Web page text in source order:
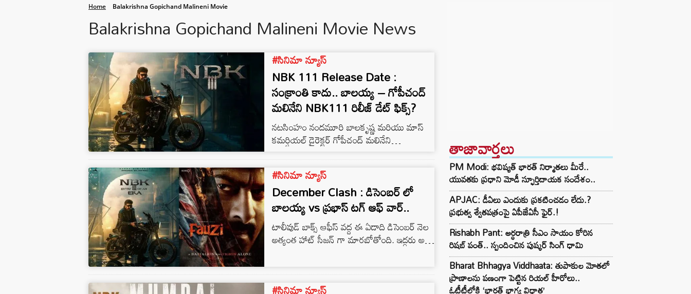
Home Balakrishna Gopichand Malineni Movie
Balakrishna Gopichand Malineni Movie News
#సినిమా న్యూస్
NBK 111 Release Date :
సంక్రాంతి కాదు.. బాలయ్య – గోపీచంద్
మలినేని NBK111 రిలీజ్ డేట్ ఫిక్స్?
నటసింహం నందమూరి బాలకృష్ణ మరియు మాస్
కమర్షియల్ డైరెక్టర్ గోపీచంద్ మలినేని
కాంబినేషన్‌లో వస్తున్న మోస్ట్ అవేటెడ్ మూవీ
‘వీరసింహారెడ్డి’ బాక్సాఫీస్ వద్ద బ్లాక్‌బస్టర్ హిట్‌గా
నిలిచిన సంగతి తెలిసిందే. ఇప్పుడు మరోసారి ఈ
సక్సెస్‌ఫుల్ కాంబో రిపీట్ అవుతుండటంతో అటు
నందమూరి అభిమానుల్లో, ఇటు ట్రేడ్ వర్గాల్లో భారీ
అంచనాలు నెలకొన్నాయి. ప్రస్తుతం శరవేగంగా
షూటింగ్ జరుపుకుంటున్న ఈ క్రేజీ ప్రాజెక్ట్ విడుదల
#సినిమా న్యూస్
December Clash : డిసెంబర్ లో
బాలయ్య vs ప్రభాస్ టగ్ ఆఫ్ వార్..
టాలీవుడ్ బాక్స్ ఆఫీస్ వద్ద ఈ ఏడాది డిసెంబర్ నెల
అత్యంత హాట్ సీజన్ గా మారబోతోంది. ఇద్దరు అగ్ర
హీరోలు కేవలం ఒక్క రోజు వ్యవధిలోనే తమ భారీ
#సినిమా న్యూస్
తాజావార్తలు
PM Modi: భవిష్యత్ భారత్ నిర్మాతలు మీరే..
యువతకు ప్రధాని మోడీ స్ఫూర్తిదాయక సందేశం..
APJAC: డీఏలు ఎందుకు ప్రకటించడం లేదు.?
ప్రభుత్వ శ్వేతపత్రంపై ఏపీజేఏసీ ఫైర్.!
Rishabh Pant: అర్ధరాత్రి సీఎం సాయం కోరిన
రిషబ్ పంత్.. స్పందించిన పుష్కర్ సింగ్ ధామి
Bharat Bhhagya Viddhaata: తుపాకుల మోతలో
ప్రాణాలను పణంగా పెట్టిన రియల్ హీరోలు..
ఓటీటీలోకి ‘భారత్ భాగ్య విధాత’